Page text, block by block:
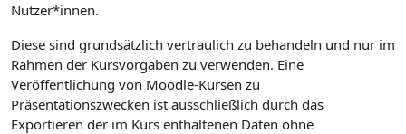
Nutzer*innen.
Diese sind grundsätzlich vertraulich zu behandeln und nur im
Rahmen der Kursvorgaben zu verwenden. Eine
Veröffentlichung von Moodle-Kursen zu
Präsentationszwecken ist ausschließlich durch das
Exportieren der im Kurs enthaltenen Daten ohne